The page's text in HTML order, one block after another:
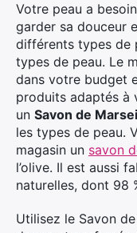
Votre peau a
garder sa douceur
différents types de
types de peau. Le
dans votre budget
produits adaptés à
un Savon de
les types de peau.
magasin un savon
l’olive. Il est aussi
naturelles, dont 98
Utilisez le Savon